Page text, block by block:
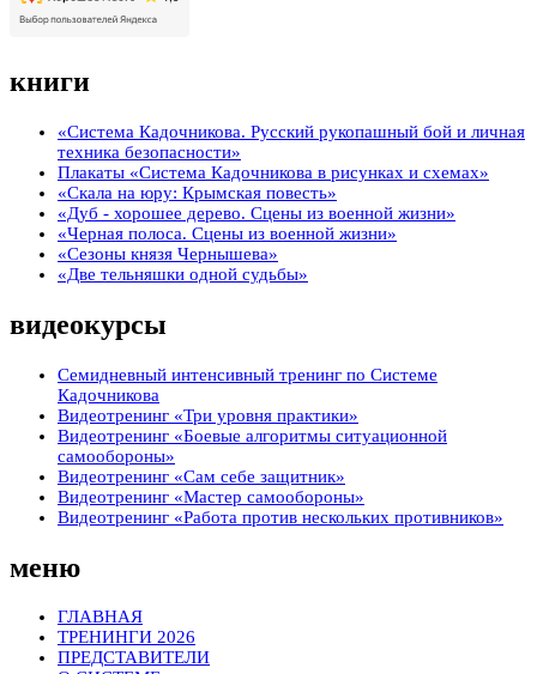
книги
«Система Кадочникова. Русский рукопашный бой и личная
техника безопасности»
Плакаты «Система Кадочникова в рисунках и схемах»
«Скала на юру: Крымская повесть»
«Дуб - хорошее дерево. Сцены из военной жизни»
«Черная полоса. Сцены из военной жизни»
«Сезоны князя Чернышева»
«Две тельняшки одной судьбы»
видеокурсы
Семидневный интенсивный тренинг по Системе
Кадочникова
Видеотренинг «Три уровня практики»
Видеотренинг «Боевые алгоритмы ситуационной
самообороны»
Видеотренинг «Сам себе защитник»
Видеотренинг «Мастер самообороны»
Видеотренинг «Работа против нескольких противников»
меню
ГЛАВНАЯ
ТРЕНИНГИ 2026
ПРЕДСТАВИТЕЛИ